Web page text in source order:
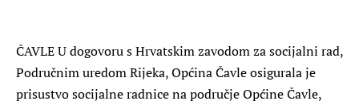
ČAVLE U dogovoru s Hrvatskim zavodom za socijalni rad,
Područnim uredom Rijeka, Općina Čavle osigurala je
prisustvo socijalne radnice na područje Općine Čavle,